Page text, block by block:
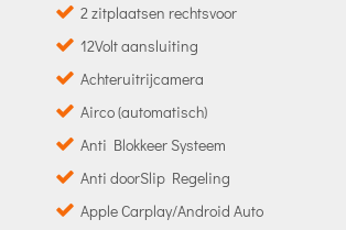
2 zitplaatsen rechtsvoor
12Volt aansluiting
Achteruitrijcamera
Airco (automatisch)
Anti Blokkeer Systeem
Anti doorSlip Regeling
Apple Carplay/Android Auto